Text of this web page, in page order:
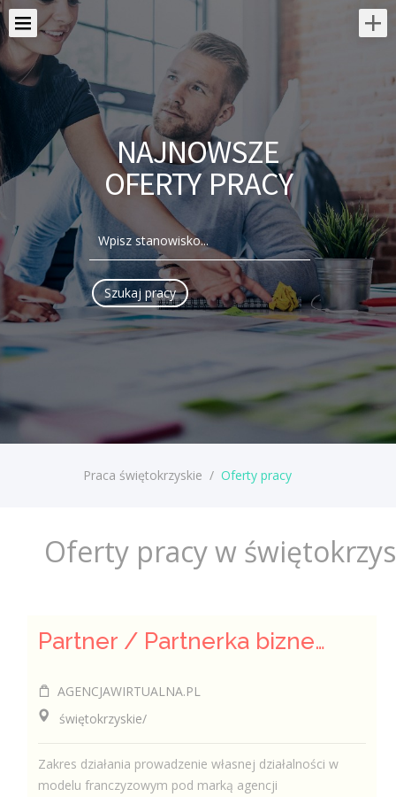
NAJNOWSZE
OFERTY PRACY
Praca świętokrzyskie / Oferty pracy
Oferty pracy w
Partner / Partnerka biznesowa – agencja marketingu internetowego (model franczyzowy)
AGENCJAWIRTUALNA.PL
świętokrzyskie/
Zakres działania prowadzenie własnej działalności w
modelu franczyzowym pod marką agencji